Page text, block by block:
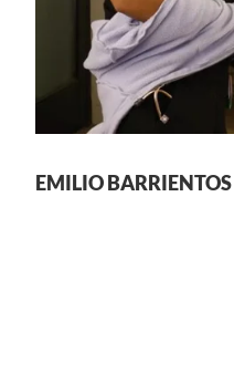
EMILIO BARRIENTOS